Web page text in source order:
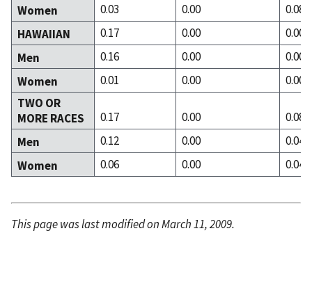
Women
0.03 0.00
0.08
HAWAIIAN
0.17 0.00
0.00
Men
0.16 0.00
0.00
Women
0.01 0.00
0.00
TWO OR
MORE RACES
0.17 0.00
0.08
Men
0.12 0.00
0.04
Women
0.06 0.00 0.04
This page was last modified on March 11, 2009.